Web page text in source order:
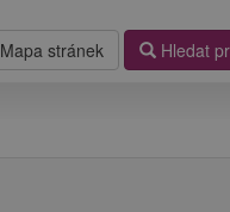
Mapa stránek Hledat